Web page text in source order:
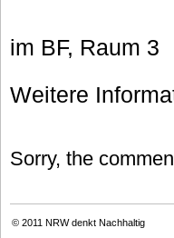
im BF, Raum 3
Weitere
Sorry, the
© 2011 NRW denkt Nachhaltig